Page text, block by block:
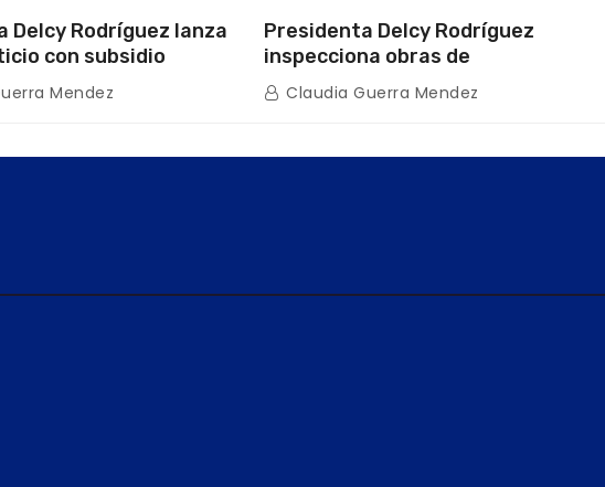
Delcy Rodríguez lanza
con subsidio
con Juntas
Mendez
Presidenta Delcy Rodríguez
inspecciona obras de
restauración en Escuela Naval
tras afectaciones sísmicas en La
Claudia Guerra Mendez